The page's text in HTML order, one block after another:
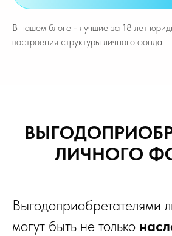
В нашем блоге - лучшие за 18 лет
построения структуры личного фонда.
ЛИЧНОГО
Выгодоприобретателями
могут быть не только